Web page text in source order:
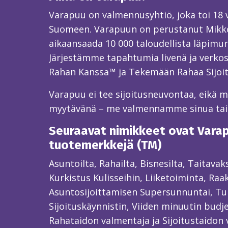
Varapuu on valmennusyhtiö, joka toi
Suomeen. Varapuun on perustanut
aikaansaada 10 000 taloudellista
Järjestämme tapahtumia livenä ja
Rahan Kanssa™ ja Tekemään Rahaa
Varapuu ei tee sijoitusneuvontaa, eikä
myytävänä – me valmennamme sinua
Seuraavat nimikkeet ovat
tuotemerkkejä (TM)
Asuntoilta, Rahailta, Bisnesilta,
Kurkistus Kulisseihin, Liiketoiminta,
Asuntosijoittamisen Supersunnuntai,
Sijoituskäynnistin, Viiden minuutin
Rahataidon valmentaja ja Sijoitustaidon